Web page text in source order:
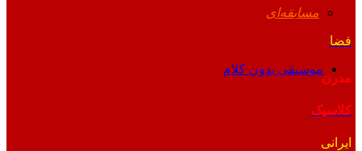
مسابقه‌ای
فضا
موسیقی بدون کلام
مدرن
کلاسیک
ایرانی